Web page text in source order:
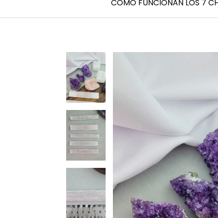
CÓMO FUNCIONAN LOS 7